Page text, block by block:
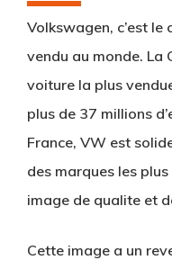
Volkswagen, c’est
vendu au monde. La
voiture la plus
plus de 37 millions
France, VW est
des marques les
image de qualite et
Cette image a un